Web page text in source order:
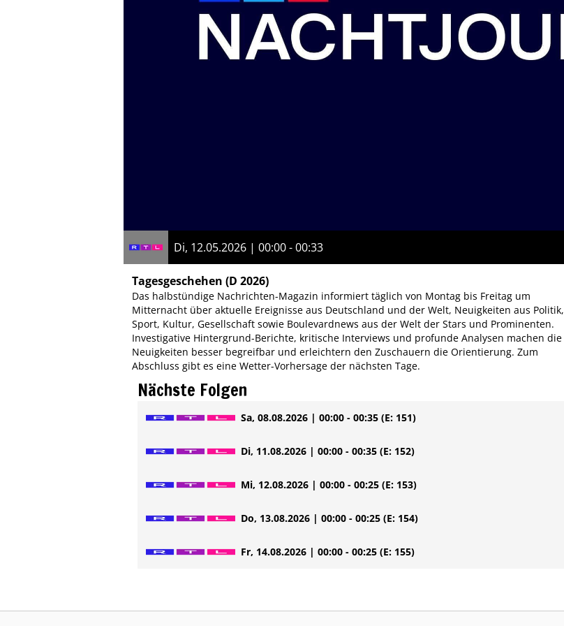
Di, 12.05.2026 | 00:00 - 00:33
Tagesgeschehen (D 2026)
Das halbstündige Nachrichten-Magazin informiert täglich von Montag bis Freitag um
Mitternacht über aktuelle Ereignisse aus Deutschland und der Welt, Neuigkeiten aus Politik,
Sport, Kultur, Gesellschaft sowie Boulevardnews aus der Welt der Stars und Prominenten.
Investigative Hintergrund-Berichte, kritische Interviews und profunde Analysen machen die
Neuigkeiten besser begreifbar und erleichtern den Zuschauern die Orientierung. Zum
Abschluss gibt es eine Wetter-Vorhersage der nächsten Tage.
Nächste Folgen
Sa, 08.08.2026 | 00:00 - 00:35 (E: 151)
Di, 11.08.2026 | 00:00 - 00:35 (E: 152)
Mi, 12.08.2026 | 00:00 - 00:25 (E: 153)
Do, 13.08.2026 | 00:00 - 00:25 (E: 154)
Fr, 14.08.2026 | 00:00 - 00:25 (E: 155)